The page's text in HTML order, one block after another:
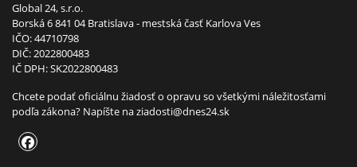
Global 24, s.r.o.
Borská 6 841 04 Bratislava - mestská časť Karlova Ves
IČO: 44710798
DIČ: 2022800483
IČ DPH: SK2022800483
Chcete podať oficiálnu žiadosť o opravu so všetkými náležitosťami
podľa zákona? Napíšte naziadosti@dnes24.sk